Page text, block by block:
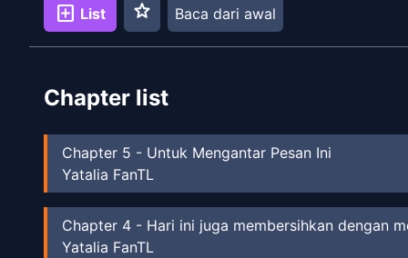
add_box List star Baca dari awal
Chapter list
Chapter 5 - Untuk Mengantar Pesan Ini
Yatalia FanTL
Chapter 4 - Hari ini juga membersihkan dengan
Yatalia FanTL